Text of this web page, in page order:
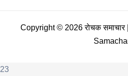
Copyright © 2026 रोचक
23